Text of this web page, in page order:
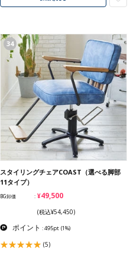
34
スタイリングチェアCOAST（選べる脚部
11タイプ）
BG卸価 ¥49,500
(税込¥54,450)
ポイント : 495pt (1%)
(5)